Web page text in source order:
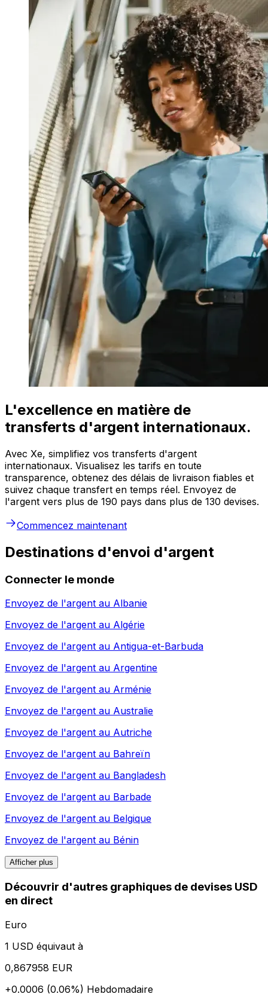
L'excellence en matière de
transferts d'argent internationaux.
Avec Xe, simplifiez vos transferts d'argent
internationaux. Visualisez les tarifs en toute
transparence, obtenez des délais de livraison fiables et
suivez chaque transfert en temps réel. Envoyez de
l'argent vers plus de 190 pays dans plus de 130 devises.
Commencez maintenant
Destinations d'envoi d'argent
Connecter le monde
Envoyez de l'argent au Albanie
Envoyez de l'argent au Algérie
Envoyez de l'argent au Antigua-et-Barbuda
Envoyez de l'argent au Argentine
Envoyez de l'argent au Arménie
Envoyez de l'argent au Australie
Envoyez de l'argent au Autriche
Envoyez de l'argent au Bahreïn
Envoyez de l'argent au Bangladesh
Envoyez de l'argent au Barbade
Envoyez de l'argent au Belgique
Envoyez de l'argent au Bénin
Afficher plus
Découvrir d'autres graphiques de devises USD
en direct
Euro
1 USD équivaut à
0,867958 EUR
+0.0006 (0.06%) Hebdomadaire